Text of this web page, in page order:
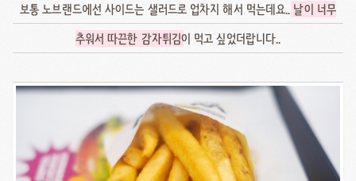
보통 노브랜드에선 사이드는 샐러드로 업차지 해서 먹는데요.. 날이 너무
추워서 따끈한 감자튀김이 먹고 싶었더랍니다..